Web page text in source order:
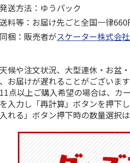
送方法：ゆうパック
料等：お届け先ごと全国一律660
梱：販売者がスケーター株式会社
候や注文状況、大型連休・お盆
お届けが遅れることがございま
点以上ご購入希望の場合は、カ
入力し「再計算」ボタンを押下
れる」ボタン押下時の数量選択は